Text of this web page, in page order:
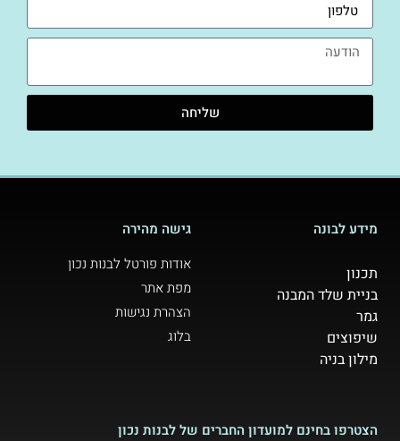
שליחה
מידע לבונה
תכנון
בניית שלד המבנה
גמר
שיפוצים
מילון בניה
גישה מהירה
אודות פורטל לבנות נכון
מפת אתר
הצהרת נגישות
בלוג
הצטרפו בחינם למועדון החברים של לבנות נכון